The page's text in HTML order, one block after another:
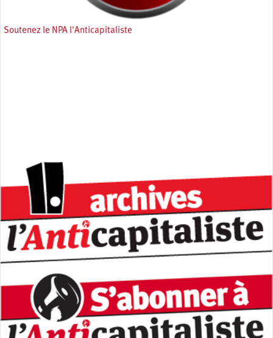
Soutenez le NPA l'Anticapitaliste